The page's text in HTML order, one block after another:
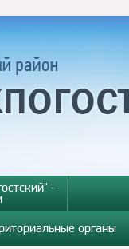
-
органы